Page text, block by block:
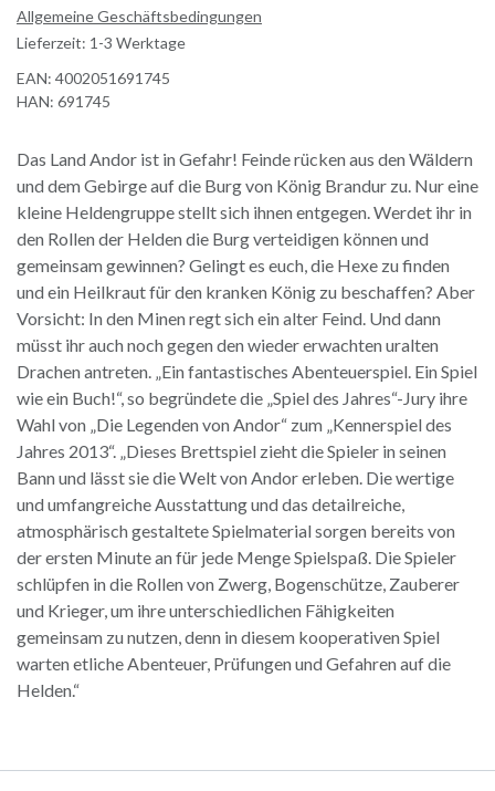
Allgemeine Geschäftsbedingungen
Lieferzeit: 1-3 Werktage
EAN: 4002051691745
HAN: 691745
Das Land Andor ist in Gefahr! Feinde rücken aus den Wäldern
und dem Gebirge auf die Burg von König Brandur zu. Nur eine
kleine Heldengruppe stellt sich ihnen entgegen. Werdet ihr in
den Rollen der Helden die Burg verteidigen können und
gemeinsam gewinnen? Gelingt es euch, die Hexe zu finden
und ein Heilkraut für den kranken König zu beschaffen? Aber
Vorsicht: In den Minen regt sich ein alter Feind. Und dann
müsst ihr auch noch gegen den wieder erwachten uralten
Drachen antreten. „Ein fantastisches Abenteuerspiel. Ein Spiel
wie ein Buch!“, so begründete die „Spiel des Jahres“-Jury ihre
Wahl von „Die Legenden von Andor“ zum „Kennerspiel des
Jahres 2013“. „Dieses Brettspiel zieht die Spieler in seinen
Bann und lässt sie die Welt von Andor erleben. Die wertige
und umfangreiche Ausstattung und das detailreiche,
atmosphärisch gestaltete Spielmaterial sorgen bereits von
der ersten Minute an für jede Menge Spielspaß. Die Spieler
schlüpfen in die Rollen von Zwerg, Bogenschütze, Zauberer
und Krieger, um ihre unterschiedlichen Fähigkeiten
gemeinsam zu nutzen, denn in diesem kooperativen Spiel
warten etliche Abenteuer, Prüfungen und Gefahren auf die
Helden.“